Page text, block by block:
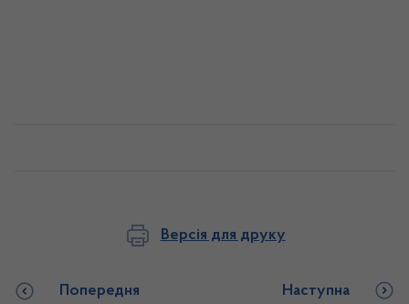
Версія для друку
Попередня Наступна